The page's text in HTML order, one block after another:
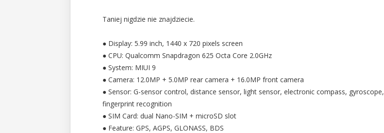
Taniej nigdzie nie znajdziecie.
● Display: 5.99 inch, 1440 x 720 pixels screen
● CPU: Qualcomm Snapdragon 625 Octa Core 2.0GHz
● System: MIUI 9
● Camera: 12.0MP + 5.0MP rear camera + 16.0MP front camera
● Sensor: G-sensor control, distance sensor, light sensor, electronic compass, gyroscope,
fingerprint recognition
● SIM Card: dual Nano-SIM + microSD slot
● Feature: GPS, AGPS, GLONASS, BDS